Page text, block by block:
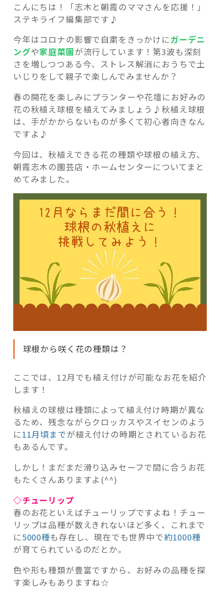
記事検索
こんにちは！「志木と朝霞のママさんを応援！」
ステキライフ編集部です♪
今年はコロナの影響で自粛をきっかけにガーデニ
ングや家庭菜園が流行しています！第3波も深刻
さを増しつつある今、ストレス解消におうちで土
いじりをして親子で楽しんでみませんか？
春の開花を楽しみにプランターや花壇にお好みの
花の秋植え球根を植えてみましょう♪秋植え球根
は、手がかからないものが多くて初心者向きなん
ですよ♪
今回は、秋植えできる花の種類や球根の植え方、
朝霞志木の園芸店・ホームセンターについてまと
めてみました。
球根から咲く花の種類は？
ここでは、12月でも植え付けが可能なお花を紹介
します！
秋植えの球根は種類によって植え付け時期が異な
るため、残念ながらクロッカスやスイセンのよう
に11月頃までが植え付けの時期とされているお花
もあるんです。
しかし！まだまだ滑り込みセーフで間に合うお花
もたくさんありますよ(^^)
◇チューリップ
春のお花といえばチューリップですよね！チュー
リップは品種が数えきれないほど多く、これまで
に5000種も存在し、現在でも世界中で約1000種
が育てられているのだとか。
色や形も種類が豊富ですから、お好みの品種を探
す楽しみもありますね☆